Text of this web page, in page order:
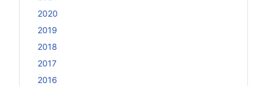
2020
2019
2018
2017
2016